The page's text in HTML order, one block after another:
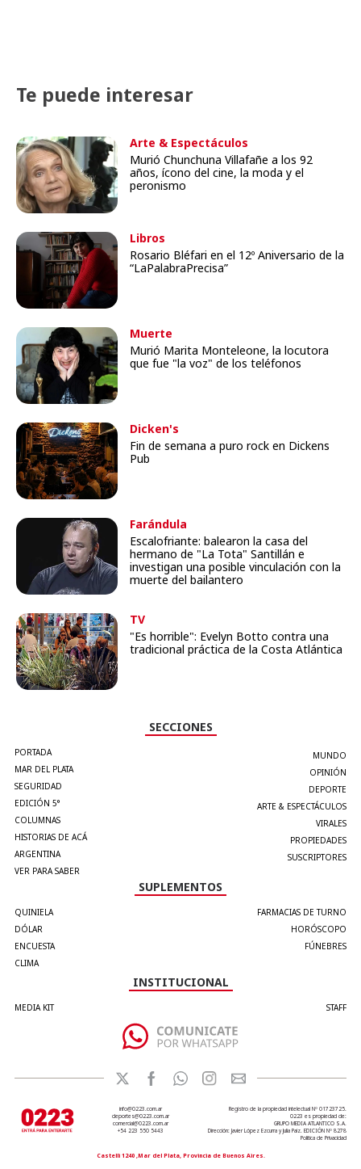
Te puede interesar
Arte & Espectáculos
Murió Chunchuna Villafañe a los 92
años, ícono del cine, la moda y el
peronismo
Libros
Rosario Bléfari en el 12º Aniversario de la
“LaPalabraPrecisa”
Muerte
Murió Marita Monteleone, la locutora
que fue "la voz" de los teléfonos
Dicken's
Fin de semana a puro rock en Dickens
Pub
Farándula
Escalofriante: balearon la casa del
hermano de "La Tota" Santillán e
investigan una posible vinculación con la
muerte del bailantero
TV
"Es horrible": Evelyn Botto contra una
tradicional práctica de la Costa Atlántica
SECCIONES
PORTADA
MAR DEL PLATA
SEGURIDAD
EDICIÓN 5°
COLUMNAS
HISTORIAS DE ACÁ
ARGENTINA
VER PARA SABER
MUNDO
OPINIÓN
DEPORTE
ARTE & ESPECTÁCULOS
VIRALES
PROPIEDADES
SUSCRIPTORES
SUPLEMENTOS
QUINIELA
DÓLAR
ENCUESTA
CLIMA
FARMACIAS DE TURNO
HORÓSCOPO
FÚNEBRES
INSTITUCIONAL
MEDIA KIT STAFF
info@0223.com.ar
deportes@0223.com.ar
comercial@0223.com.ar
+54 223 550 5443
Registro de la propiedad intelectual Nº 01723725.
0223 es propiedad de:
GRUPO MEDIA ATLANTICO S.A.
Dirección: Javier López Ezcurra y Julia Paiz. EDICIÓN Nº 8278
Política de Privacidad
Castelli 1240 ,Mar del Plata, Provincia de Buenos Aires.